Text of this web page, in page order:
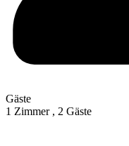
Gäste
1 Zimmer , 2 Gäste